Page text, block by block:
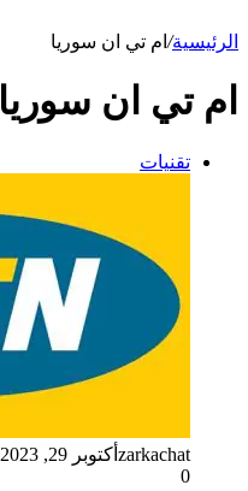
الرئيسية/ ام تي ان سوريا
ام تي ان سوريا
تقنيات
zarkachat أكتوبر 29, 2023
0